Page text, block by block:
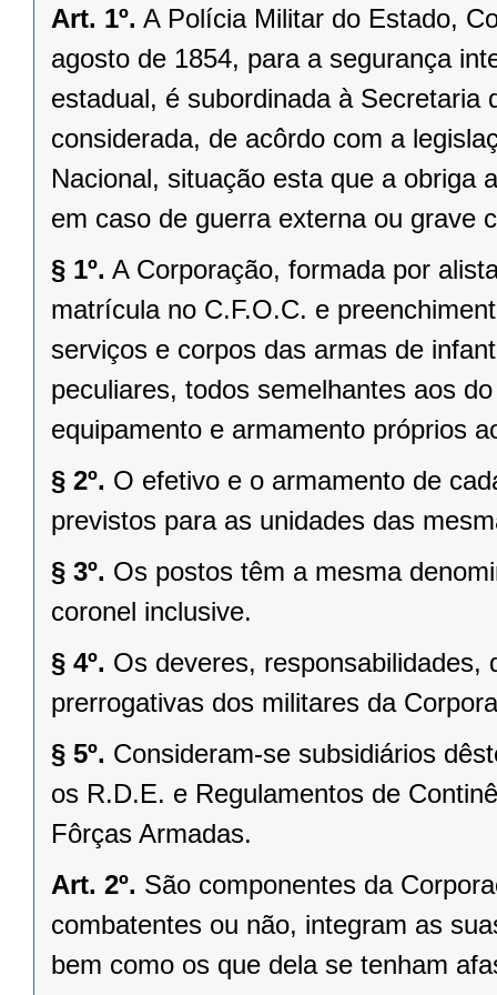
Art. 1º. A Polícia Militar do Estado,
agosto de 1854, para a segurança
estadual, é subordinada à
considerada, de acôrdo com a
Nacional, situação esta que a obriga
em caso de guerra externa ou grave
§ 1º. A Corporação, formada por
matrícula no C.F.O.C. e
serviços e corpos das armas de
peculiares, todos semelhantes aos
equipamento e armamento próprios
§ 2º. O efetivo e o armamento de
previstos para as unidades das
§ 3º. Os postos têm a mesma
coronel inclusive.
§ 4º. Os deveres, responsabilidades,
prerrogativas dos militares da
§ 5º. Consideram-se subsidiários
os R.D.E. e Regulamentos de
Fôrças Armadas.
Art. 2º. São componentes da
combatentes ou não, integram as
bem como os que dela se tenham